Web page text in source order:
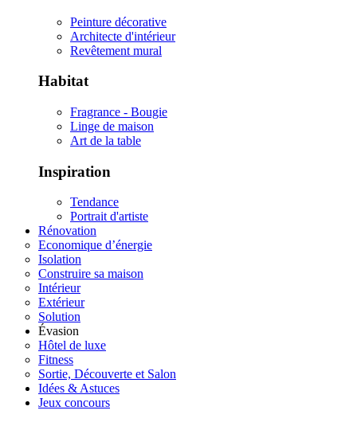
Peinture décorative
Architecte d'intérieur
Revêtement mural
Habitat
Fragrance - Bougie
Linge de maison
Art de la table
Inspiration
Tendance
Portrait d'artiste
Rénovation
Economique d’énergie
Isolation
Construire sa maison
Intérieur
Extérieur
Solution
Évasion
Hôtel de luxe
Fitness
Sortie, Découverte et Salon
Idées & Astuces
Jeux concours